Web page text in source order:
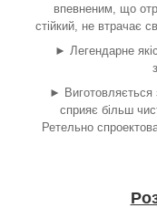
впевненим, що
стійкий, не втрачає
► Легендарне
►
сприяє більш
Ретельно